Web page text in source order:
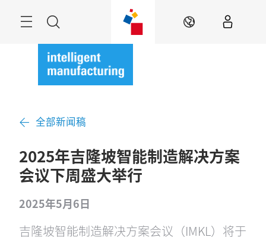
菜
索
ZH
全部新闻稿
2025年吉隆坡智能制造解决方案
会议下周盛大举行
2025年5月6日
吉隆坡智能制造解决方案会议（IMKL）将于